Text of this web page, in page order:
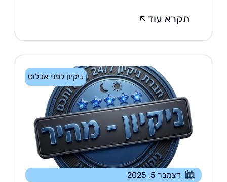
תקרא עוד
ניקיון לפני אכלוס
דצמבר 5, 2025